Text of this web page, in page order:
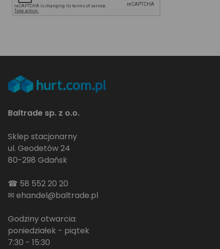
Baltrade sp. z o.o.
Sklep stacjonarny
ul. Geodetów 24
80-298 Gdańsk
☎ 58 552 20 20
✉ehandel@baltrade.pl
Godziny otwarcia:
poniedziałek - piątek
7:30 - 15:30